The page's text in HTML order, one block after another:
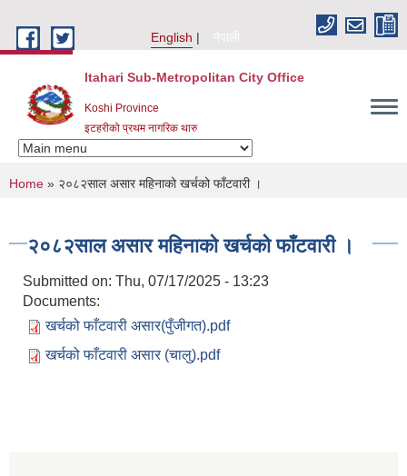
English
नेपाली
Itahari Sub-Metropolitan City Office
Koshi Province
इटहरीको प्रथम नागरिक थारु
You are here
Home » २०८२साल असार महिनाको खर्चको फाँटवारी ।
२०८२साल असार महिनाको खर्चको फाँटवारी ।
Submitted on: Thu, 07/17/2025 - 13:23
Documents:
खर्चको फाँटवारी असार(पुँजीगत).pdf
खर्चको फाँटवारी असार (चालु).pdf